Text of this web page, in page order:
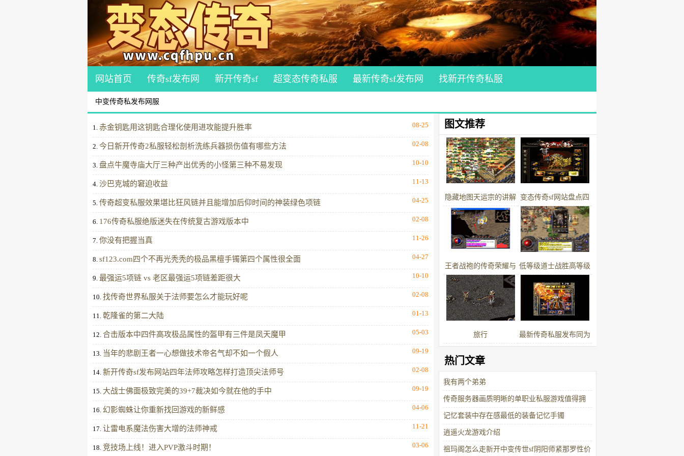
网站首页 传奇sf发布网 新开传奇sf 超变态传奇私服 最新传奇sf发布网 找新开传奇私服
中变传奇私发布网服
08-25
1. 赤金钥匙用这钥匙合理化使用进攻能提升胜率
02-08
2. 今日新开传奇2私服轻松剖析洗练兵器损伤值有哪些方法
10-10
3. 盘点牛魔寺庙大厅三种产出优秀的小怪第三种不易发现
11-13
4. 沙巴克城的窘迫收益
04-25
5. 传奇超变私服效果堪比狂风链并且能增加后仰时间的神装绿色项链
02-08
6. 176传奇私服绝版迷失在传统复古游戏版本中
11-26
7. 你没有把握当真
04-27
8. sf123.com四个不再光秃秃的极品黑檀手镯第四个属性很全面
10-10
9. 最强运5项链 vs 老区最强运5项链差距很大
02-08
10. 找传奇世界私服关于法师要怎么才能玩好呢
01-13
11. 乾隆雀的第二大陆
05-03
12. 合击版本中四件高攻极品属性的盔甲有三件是凤天魔甲
09-19
13. 当年的悲剧王者一心想做技术帝名气却不如一个假人
02-08
14. 新开传奇sf发布网站四年法师攻略怎样打造顶尖法师号
09-19
15. 大战士佛面极致完美的39+7裁决如今就在他的手中
04-06
16. 幻影蜘蛛让你重新找回游戏的新鲜感
11-21
17. 让雷电系魔法伤害大增的法师神戒
03-06
18. 竞技场上线！进入PVP激斗时期！
图文推荐
隐藏地图天运宗的讲解 变态传奇sf网站盘点四
顶极品魔法头盔最后一
顶价值连城
王者战袍的传奇荣耀与
实力的见证
低等级道士战胜高等级
法师
旅行 最新传奇私服发布同为
热门文章
我有两个弟弟
传奇服务器画质明晰的单职业私服游戏值得拥
有
记忆套装中存在感最低的装备记忆手镯
逍遥火龙游戏介绍
祖玛阁怎么走新开中变传世sf阴阳师紧那罗性价